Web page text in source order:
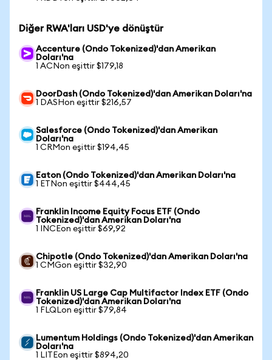
Diğer RWA'ları USD'ye dönüştür
Accenture (Ondo Tokenized)'dan Amerikan
Doları'na
1 ACNon eşittir $179,18
DoorDash (Ondo Tokenized)'dan Amerikan Doları'na
1 DASHon eşittir $216,57
Salesforce (Ondo Tokenized)'dan Amerikan
Doları'na
1 CRMon eşittir $194,45
Eaton (Ondo Tokenized)'dan Amerikan Doları'na
1 ETNon eşittir $444,45
Franklin Income Equity Focus ETF (Ondo
Tokenized)'dan Amerikan Doları'na
1 INCEon eşittir $69,92
Chipotle (Ondo Tokenized)'dan Amerikan Doları'na
1 CMGon eşittir $32,90
Franklin US Large Cap Multifactor Index ETF (Ondo
Tokenized)'dan Amerikan Doları'na
1 FLQLon eşittir $79,84
Lumentum Holdings (Ondo Tokenized)'dan Amerikan
Doları'na
1 LITEon eşittir $894,20